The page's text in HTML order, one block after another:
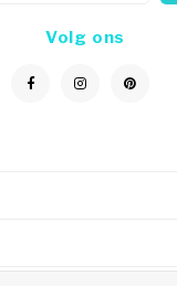
Volg ons